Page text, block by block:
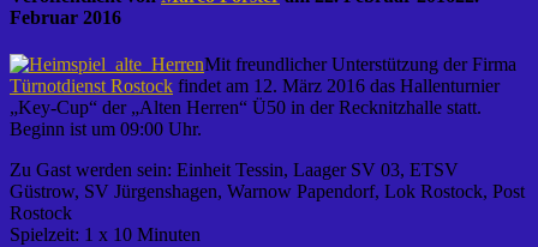
Februar 2016
Mit freundlicher Unterstützung der Firma
Türnotdienst Rostock findet am 12. März 2016 das Hallenturnier
„Key-Cup“ der „Alten Herren“ Ü50 in der Recknitzhalle statt.
Beginn ist um 09:00 Uhr.
Zu Gast werden sein: Einheit Tessin, Laager SV 03, ETSV
Güstrow, SV Jürgenshagen, Warnow Papendorf, Lok Rostock, Post
Rostock
Spielzeit: 1 x 10 Minuten